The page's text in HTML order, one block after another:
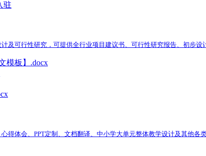
驻
及可行性研究，可提供全行业项目建议书、可行性研究报告、初步
模板】.docx
得体会、PPT定制、文档翻译、中小学大单元整体教学设计及其他